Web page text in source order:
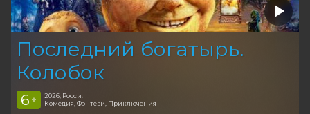
Последний богатырь.
Колобок
6 +
2026, Россия
Комедия, Фэнтези, Приключения